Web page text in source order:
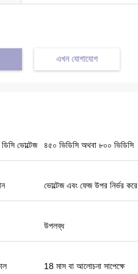
এখন যোগাযোগ
ভোল্টেজ ৪৫০ ভিডিসি অথবা ৮০০ ভিডিসি
ভোল্টেজ এবং ফেজ উপর নির্ভর করে
উপলব্ধ
18 মাস বা আলোচনা সাপেক্ষে